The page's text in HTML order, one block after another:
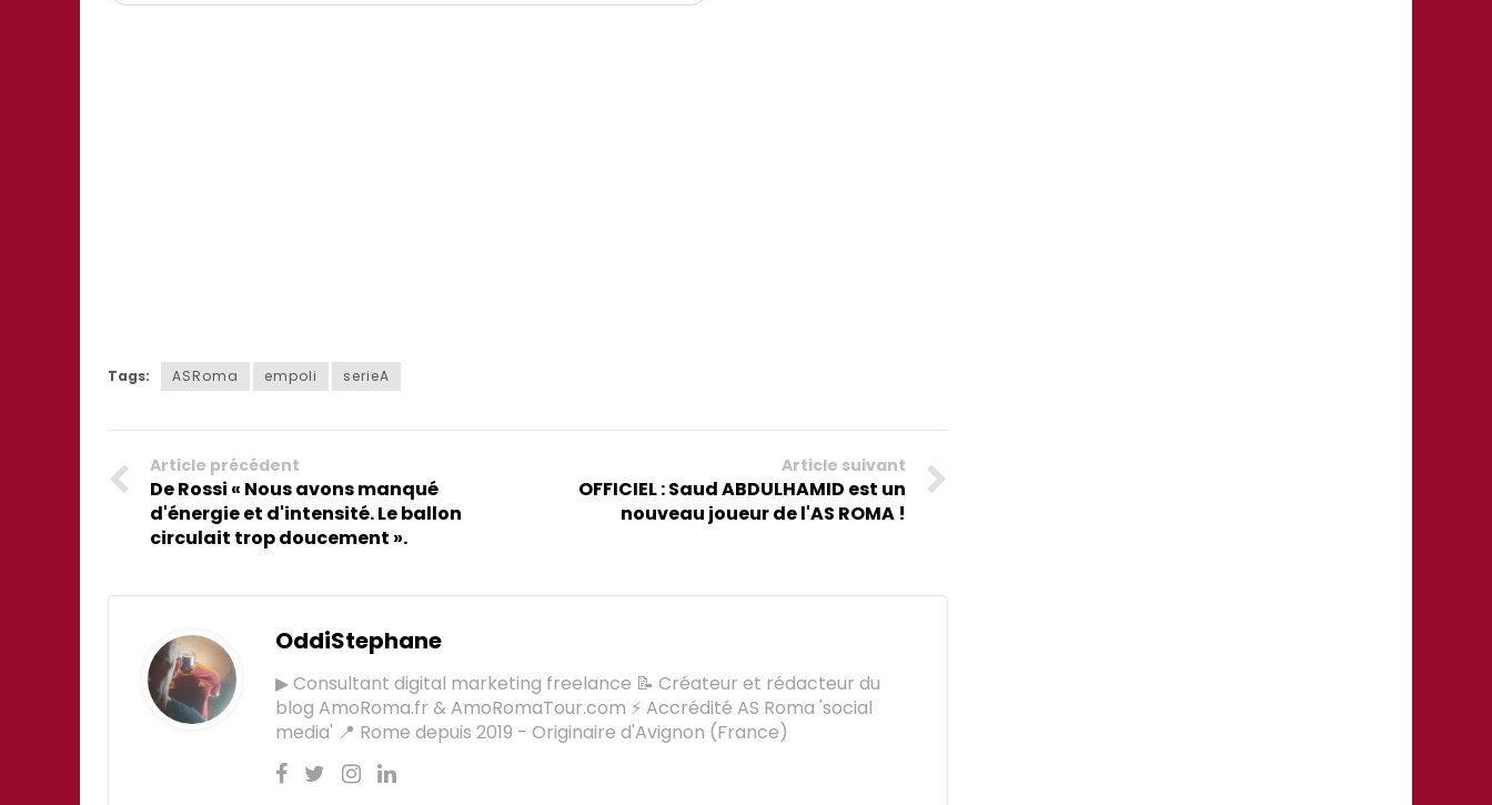
Tags: ASRoma empoli serieA
Article précédent
De Rossi « Nous avons manqué
d'énergie et d'intensité. Le ballon
circulait trop doucement ».
Article suivant
OFFICIEL : Saud ABDULHAMID est un
nouveau joueur de l'AS ROMA !
OddiStephane
▶ Consultant digital marketing freelance 📝 Créateur et rédacteur du
blog AmoRoma.fr & AmoRomaTour.com ⚡ Accrédité AS Roma 'social
media' 📍 Rome depuis 2019 - Originaire d'Avignon (France)